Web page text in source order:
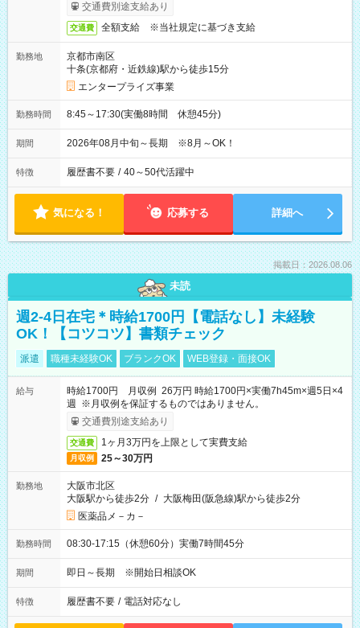
交通費別途支給あり
交通費 全額支給 ※当社規定に基づき支給
勤務地
京都市南区
十条(京都府・近鉄線)駅から徒歩15分
エンタープライズ事業
勤務時間 8:45～17:30(実働8時間 休憩45分)
期間 2026年08月中旬～長期 ※8月～OK！
特徴 履歴書不要 / 40～50代活躍中
気になる！ 応募する 詳細へ
掲載日：2026.08.06
未読
週2-4日在宅＊時給1700円【電話なし】未経験
OK！【コツコツ】書類チェック
派遣 職種未経験OK ブランクOK WEB登録・面接OK
給与
時給1700円 月収例 26万円 時給1700円×実働7h45m×週5日×4
週 ※月収例を保証するものではありません。
交通費別途支給あり
交通費 1ヶ月3万円を上限として実費支給
月収例 25～30万円
勤務地
大阪市北区
大阪駅から徒歩2分 / 大阪梅田(阪急線)駅から徒歩2分
医薬品メ－カ－
勤務時間 08:30-17:15（休憩60分）実働7時間45分
期間 即日～長期 ※開始日相談OK
特徴 履歴書不要 / 電話対応なし